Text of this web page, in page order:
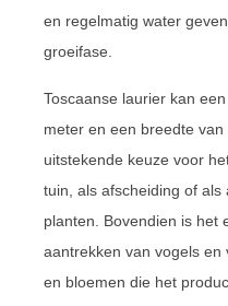
en regelmatig water
groeifase.
Toscaanse laurier kan
meter en een breedte
uitstekende keuze voor
tuin, als afscheiding of
planten. Bovendien is het
aantrekken van vogels en
en bloemen die het